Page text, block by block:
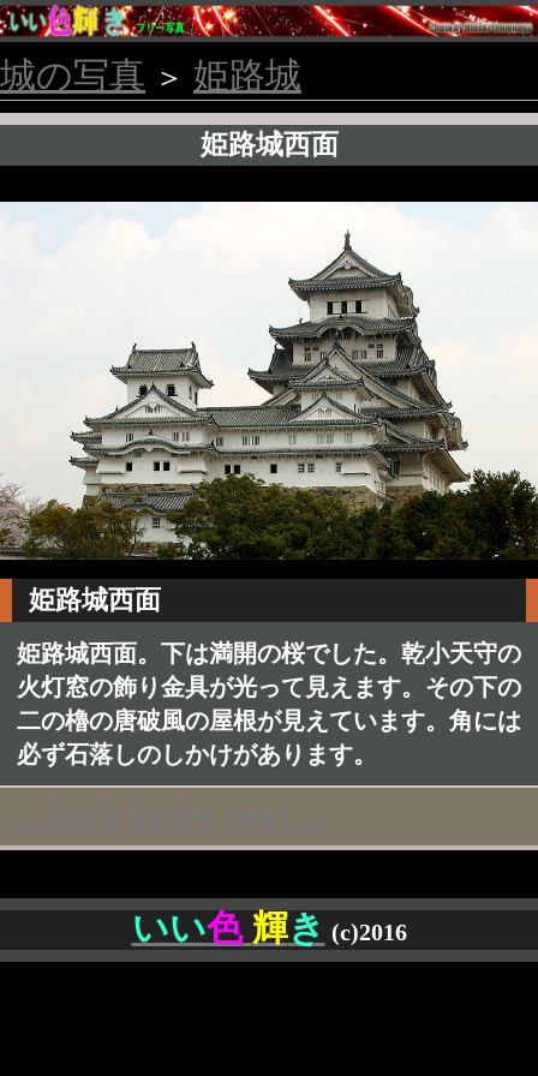
城の写真 ＞ 姫路城
姫路城西面
姫路城西面
姫路城西面。下は満開の桜でした。乾小天守の
火灯窓の飾り金具が光って見えます。その下の
二の櫓の唐破風の屋根が見えています。角には
必ず石落しのしかけがあります。
いい色 輝き (c)2016